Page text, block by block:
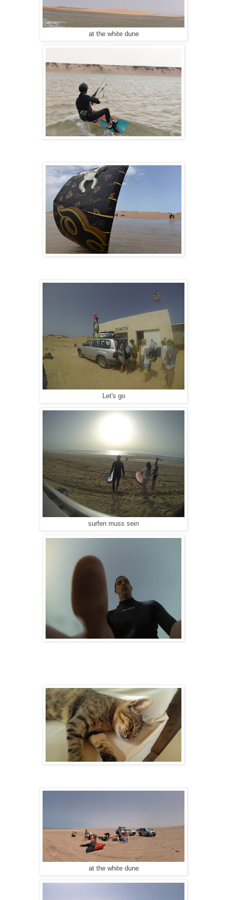
at the white dune
Let's go
surfen muss sein
at the white dune